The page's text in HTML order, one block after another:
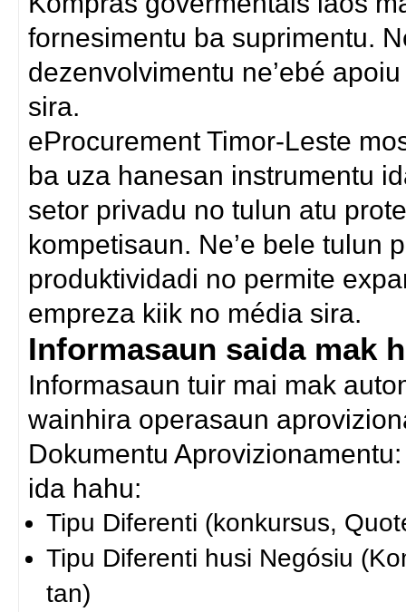
fornesimentu ba suprimentu.
dezenvolvimentu ne’ebé
sira.
eProcurement Timor-Leste
ba uza hanesan instrumentu
setor privadu no tulun atu
kompetisaun. Ne’e bele tulun
produktividadi no permite
empreza kiik no média sira.
Informasaun saida mak
Informasaun tuir mai mak
wainhira operasaun
Dokumentu
ida hahu:
Tipu Diferenti (konkursus,
Tipu Diferenti husi Negósiu
tan)